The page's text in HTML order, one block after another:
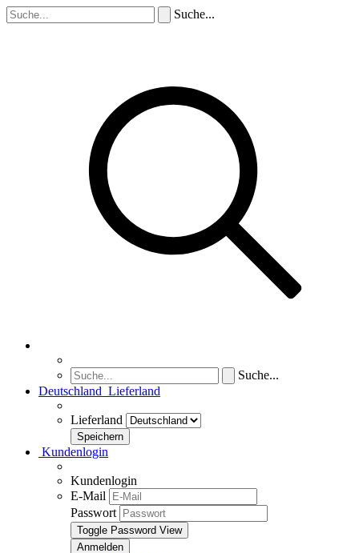
Suche...
Suche...
Deutschland Lieferland
Lieferland
Kundenlogin
Kundenlogin
E-Mail
Passwort
Toggle Password View